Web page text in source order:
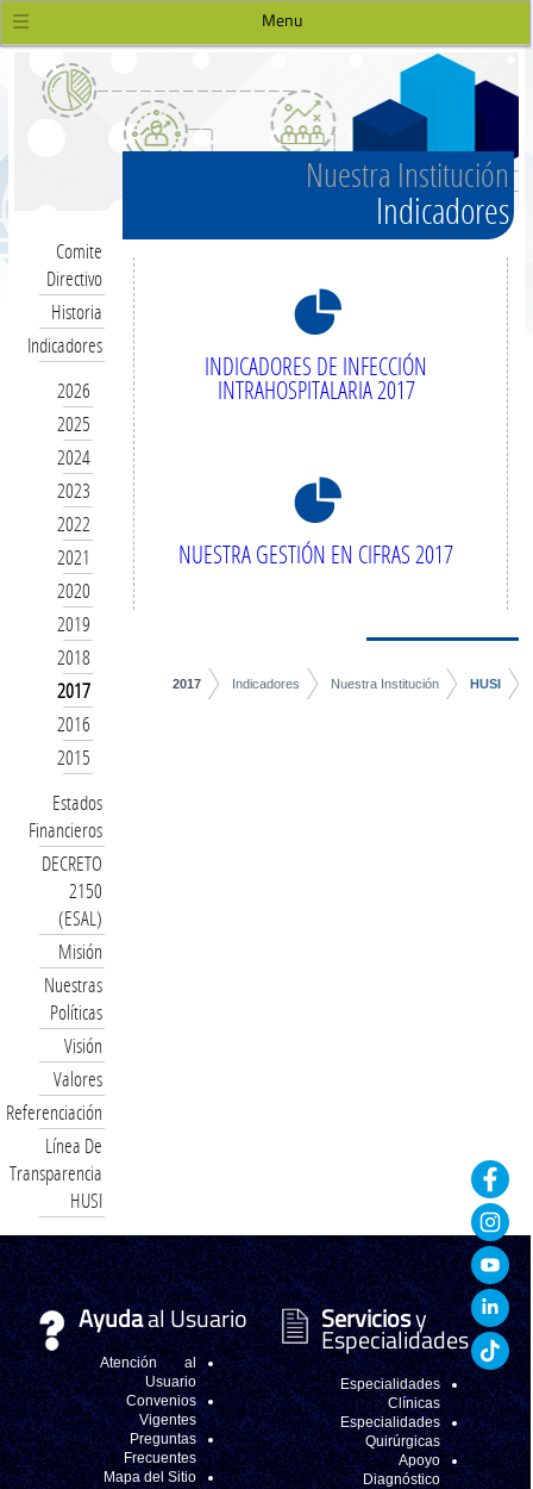
Menu
Nuestra Institución
Indicadores
8
INDICADORES DE INFECCIÓN
INTRAHOSPITALARIA 2017
8
NUESTRA GESTIÓN EN CIFRAS 2017
HUSI
Nuestra Institución
Indicadores
2017
Comite
Directivo
Historia
Indicadores
2026
2025
2024
2023
2022
2021
2020
2019
2018
2017
2016
2015
Estados
Financieros
DECRETO
2150
(ESAL)
Misión
Nuestras
Políticas
Visión
Valores
Referenciación
Línea De
Transparencia
HUSI
Serviciosy
Especialidades
Especialidades
Clínicas
Especialidades
Quirúrgicas
Apoyo
Diagnóstico
Ayudaal Usuario
Atención al
Usuario
Convenios
Vigentes
Preguntas
Frecuentes
Mapa del Sitio